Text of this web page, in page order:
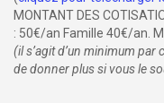
MONTANT DES
: 50€/an Famille 40€/an.
(il s’agit d’un minimum
de donner plus si vous le